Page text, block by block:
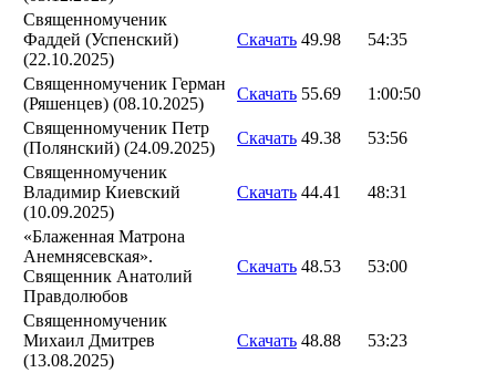
Священномученик
Фаддей (Успенский)
(22.10.2025)
Скачать 49.98 54:35
Священномученик Герман
(Ряшенцев) (08.10.2025)
Скачать 55.69
1:00:50
Священномученик Петр
(Полянский) (24.09.2025)
Скачать 49.38
53:56
Священномученик
Владимир Киевский
(10.09.2025)
Скачать 44.41 48:31
«Блаженная Матрона
Анемнясевская».
Священник Анатолий
Правдолюбов
Скачать 48.53 53:00
Священномученик
Михаил Дмитрев
(13.08.2025)
Скачать 48.88 53:23